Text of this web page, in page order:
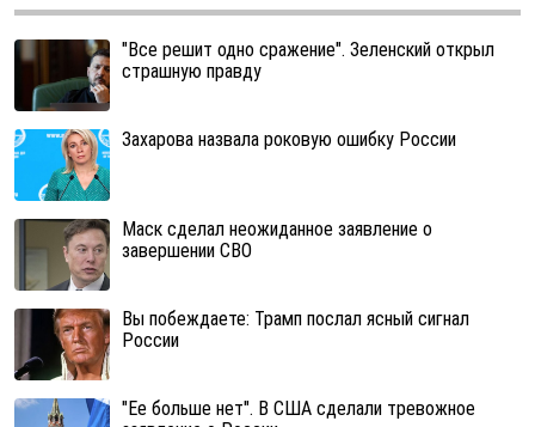
"Все решит одно сражение". Зеленский открыл
страшную правду
Захарова назвала роковую ошибку России
Маск сделал неожиданное заявление о
завершении СВО
Вы побеждаете: Трамп послал ясный сигнал
России
"Ее больше нет". В США сделали тревожное